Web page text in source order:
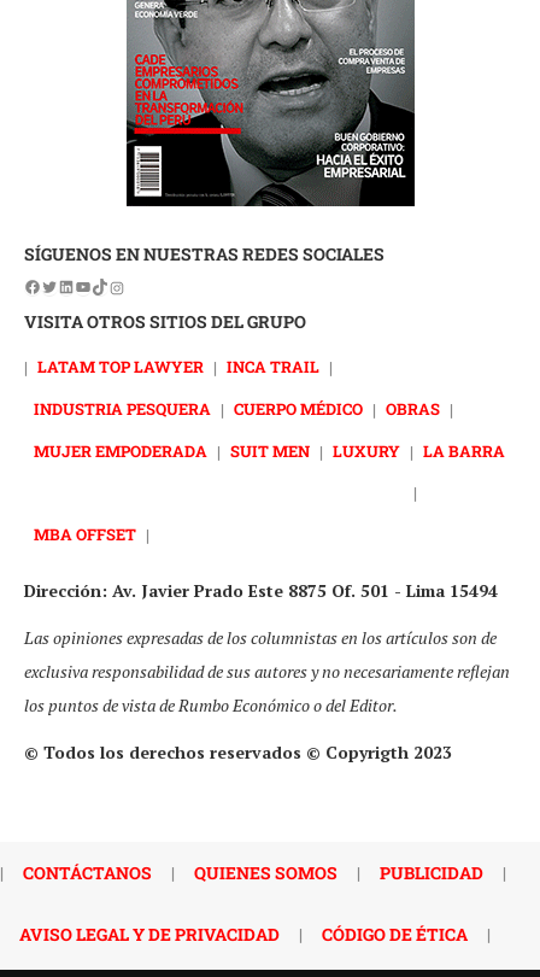
SÍGUENOS EN NUESTRAS REDES SOCIALES
VISITA OTROS SITIOS DEL GRUPO
| LATAM TOP LAWYER | INCA TRAIL |
INDUSTRIA PESQUERA | CUERPO MÉDICO | OBRAS |
MUJER EMPODERADA | SUIT MEN | LUXURY | LA BARRA
|
MBA OFFSET |
Dirección: Av. Javier Prado Este 8875 Of. 501 - Lima 15494
Las opiniones expresadas de los columnistas en los artículos son de
exclusiva responsabilidad de sus autores y no necesariamente reflejan
los puntos de vista de Rumbo Económico o del Editor.
© Todos los derechos reservados © Copyrigth 2023
| CONTÁCTANOS | QUIENES SOMOS | PUBLICIDAD |
AVISO LEGAL Y DE PRIVACIDAD | CÓDIGO DE ÉTICA |